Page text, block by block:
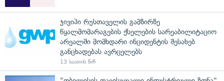
ჯივიპი რუსთაველის გამზირზე
წყალმომარაგების ქსელების სარეაბილიტაციო
არეალში მომხდარი ინციდენტის შესახებ
განცხადებას ავრცელებს
13 საათის წინ